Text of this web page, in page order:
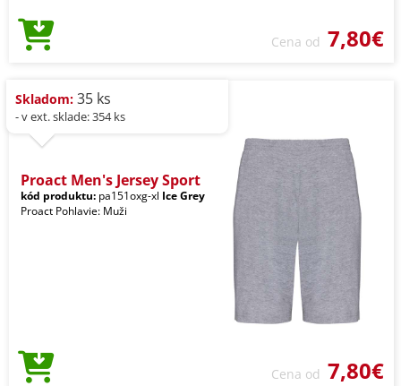
Cena od 7,80€
Skladom: 35 ks
- v ext. sklade: 354 ks
Proact Men's Jersey Sport
kód produktu: pa151oxg-xl Ice Grey
Proact Pohlavie: Muži
Cena od 7,80€